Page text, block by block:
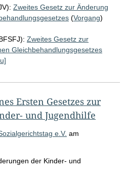
Zweites Gesetz zur Änderung
(Vorgang)
Zweites Gesetz zur
Gleichbehandlungsgesetzes
Ersten Gesetzes zur
und Jugendhilfe
e.V. am
der Kinder- und